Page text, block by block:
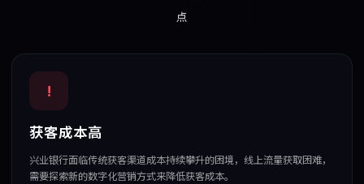
点
!
获客成本高
兴业银行面临传统获客渠道成本持续攀升的困境，线上流量获取困难，
需要探索新的数字化营销方式来降低获客成本。